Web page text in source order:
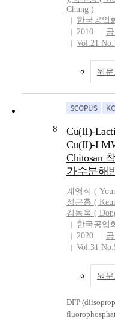
Chung )
한국공업
2010
Vol.21
원
8
Cu(II)-
Cu(II)-
Chitosan
가수분해
계영식 (
정근홍 (
김동욱 (
한국공업
2020
Vol.31
원
DFP